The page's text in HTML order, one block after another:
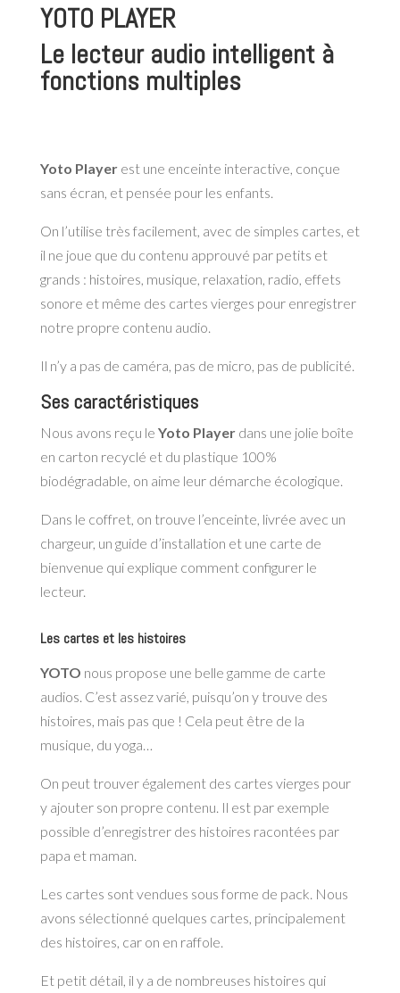
YOTO PLAYER
Le lecteur audio intelligent à
fonctions multiples
Yoto Playerest une enceinte interactive, conçue
sans écran, et pensée pour les enfants.
On l’utilise très facilement, avec de simples cartes, et
il ne joue que du contenu approuvé par petits et
grands : histoires, musique, relaxation, radio, effets
sonore et même des cartes vierges pour enregistrer
notre propre contenu audio.
Il n’y a pas de caméra, pas de micro, pas de publicité.
Ses caractéristiques
Nous avons reçu le Yoto Playerdans une jolie boîte
en carton recyclé et du plastique 100%
biodégradable, on aime leur démarche écologique.
Dans le coffret, on trouve l’enceinte, livrée avec un
chargeur, un guide d’installation et une carte de
bienvenue qui explique comment configurer le
lecteur.
Les cartes et les histoires
YOTO nous propose une belle gamme de carte
audios. C’est assez varié, puisqu’on y trouve des
histoires, mais pas que ! Cela peut être de la
musique, du yoga…
On peut trouver également des cartes vierges pour
y ajouter son propre contenu. Il est par exemple
possible d’enregistrer des histoires racontées par
papa et maman.
Les cartes sont vendues sous forme de pack. Nous
avons sélectionné quelques cartes, principalement
des histoires, car on en raffole.
Et petit détail, il y a de nombreuses histoires qui